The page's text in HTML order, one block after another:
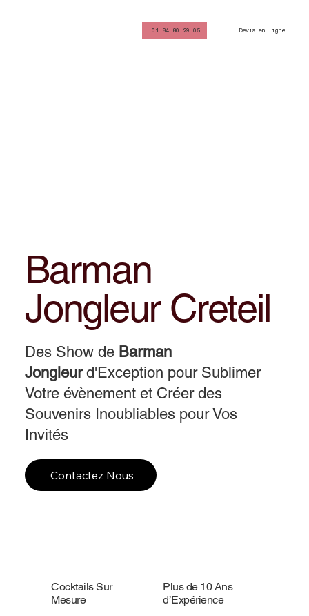
01 84 80 29 05 Devis en ligne
Barman
Jongleur Creteil
Des Show de Barman
Jongleurd'Exception pour Sublimer
Votre évènement et Créer des
Souvenirs Inoubliables pour Vos
Invités
Contactez Nous
Cocktails Sur
Mesure
Plus de 10 Ans
d’Expérience